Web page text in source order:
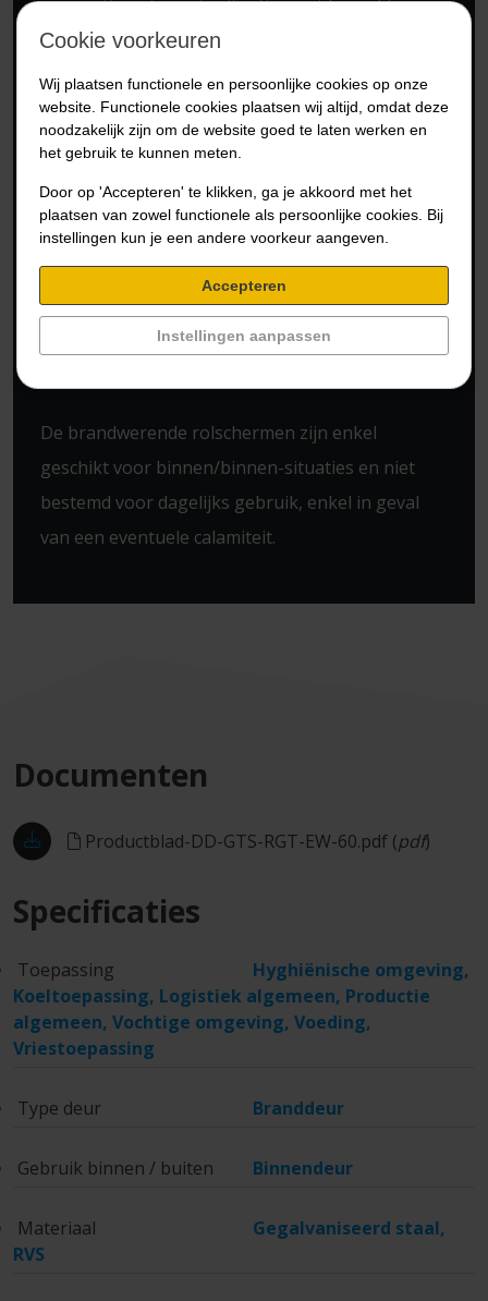
compartimenteren in situaties met beperkte
inbouwruimte in locaties als ziekenhuizen,
overheidsinstellingen, winkelcentra en uiteraard
diverse industriële toepassingen.
Mede dankzij de brandweerstand van 60 of 90
minuten (conform de EW criteria) op basis van
het tweezijdig testen volgens de EN 1634-1, is dit
rolscherm uitermate geschikt voor de meest
voorkomende vuurbelastingssituaties en mag
deze zowel aan de vuurbelaste zijde als de niet-
De brandwerende rolschermen zijn enkel
geschikt voor binnen/binnen-situaties en niet
bestemd voor dagelijks gebruik, enkel in geval
van een eventuele calamiteit.
Documenten
Productblad-DD-GTS-RGT-EW-60.pdf (pdf)
Specificaties
Toepassing
Hyghiënische omgeving,
Koeltoepassing, Logistiek algemeen, Productie
algemeen, Vochtige omgeving, Voeding,
Vriestoepassing
Type deur Branddeur
Gebruik binnen / buiten Binnendeur
Materiaal
Gegalvaniseerd staal,
RVS
Cookie voorkeuren
Wij plaatsen functionele en persoonlijke cookies op onze
website. Functionele cookies plaatsen wij altijd, omdat deze
noodzakelijk zijn om de website goed te laten werken en
het gebruik te kunnen meten.
Door op 'Accepteren' te klikken, ga je akkoord met het
plaatsen van zowel functionele als persoonlijke cookies. Bij
instellingen kun je een andere voorkeur aangeven.
Accepteren
Instellingen aanpassen